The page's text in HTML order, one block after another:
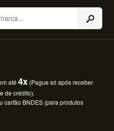
até4x (Pague só após receber
de crédito).
cartão BNDES (para produtos